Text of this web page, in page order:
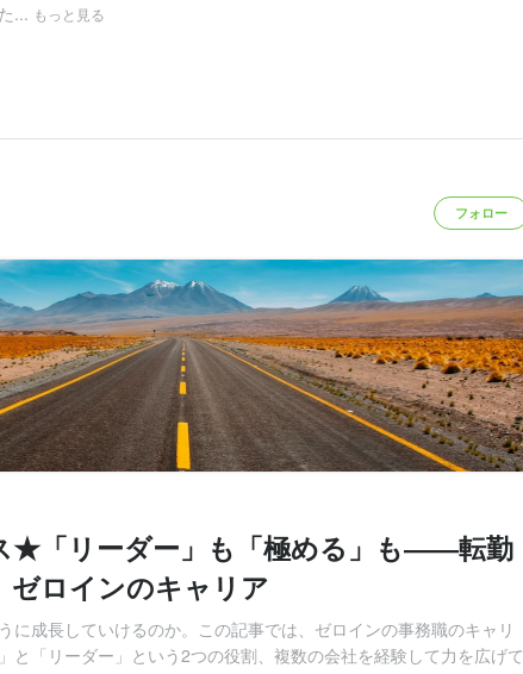
... もっと見る
フォロー
★「リーダー」も「極める」も――転勤
ゼロインのキャリア
に成長していけるのか。この記事では、ゼロインの事務職のキャリ
「リーダー」という2つの役割、複数の会社を経験して力を広げて